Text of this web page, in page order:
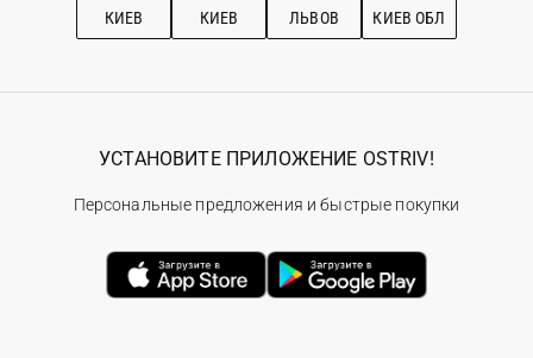
КИЕВ КИЕВ ЛЬВОВ КИЕВ ОБЛ
УСТАНОВИТЕ ПРИЛОЖЕНИЕ OSTRIV!
Персональные предложения и быстрые покупки